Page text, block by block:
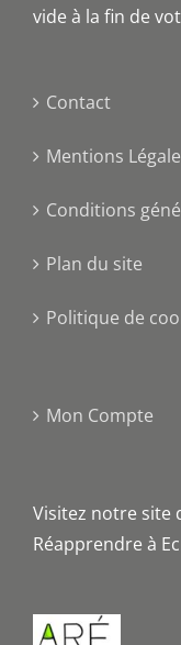
vide à la fin de
Contact
Mentions
Conditions
Plan du site
Politique de
Mon Compte
Visitez notre site
Réapprendre à